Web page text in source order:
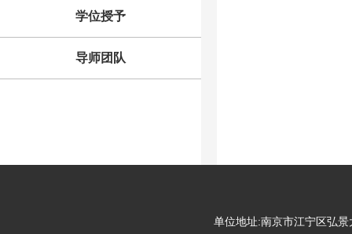
学位授予
导师团队
单位地址:南京市江宁区弘